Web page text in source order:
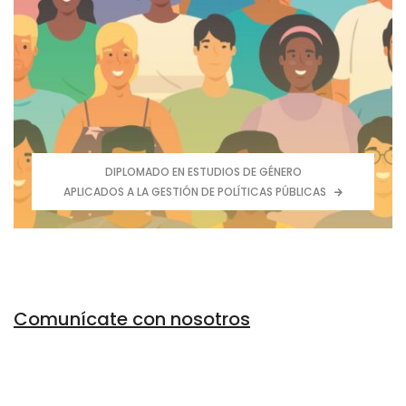
Objetivo
Obtener las competencias para aplicar de manera
efectiva los lineamientos de clasificación, catalogación,
conservación y digitalización, en materia de archivo
Convocatoria abierta
DIPLOMADO EN ESTUDIOS DE GÉNERO
APLICADOS A LA GESTIÓN DE POLÍTICAS PÚBLICAS
Comunícate con nosotros